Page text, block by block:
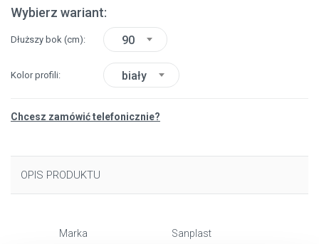
Wybierz wariant:
Dłuższy bok (cm) 90
Kolor profili biały
Chcesz zamówić telefonicznie?
OPIS PRODUKTU
Marka
Sanplast